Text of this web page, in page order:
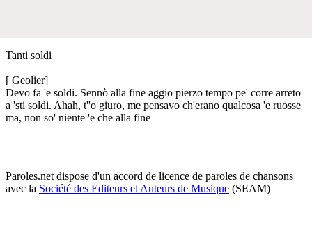
Tanti soldi
[ Geolier]
Devo fa 'e soldi. Sennò alla fine aggio pierzo tempo pe' corre arreto
a 'sti soldi. Ahah, t''o giuro, me pensavo ch'erano qualcosa 'e ruosse
ma, non so' niente 'e che alla fine
Paroles.net dispose d'un accord de licence de paroles de chansons
avec la Société des Editeurs et Auteurs de Musique (SEAM)